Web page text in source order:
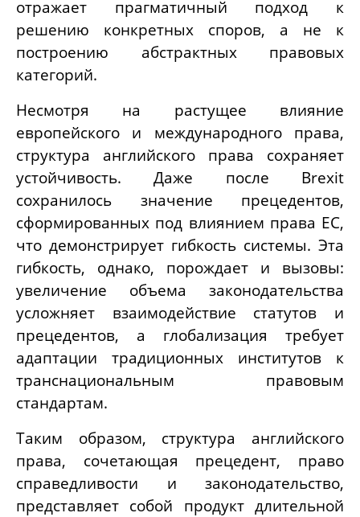
отражает прагматичный подход к
решению конкретных споров, а не к
построению абстрактных правовых
категорий.
Несмотря на растущее влияние
европейского и международного права,
структура английского права сохраняет
устойчивость. Даже после Brexit
сохранилось значение прецедентов,
сформированных под влиянием права ЕС,
что демонстрирует гибкость системы. Эта
гибкость, однако, порождает и вызовы:
увеличение объема законодательства
усложняет взаимодействие статутов и
прецедентов, а глобализация требует
адаптации традиционных институтов к
транснациональным правовым
стандартам.
Таким образом, структура английского
права, сочетающая прецедент, право
справедливости и законодательство,
представляет собой продукт длительной